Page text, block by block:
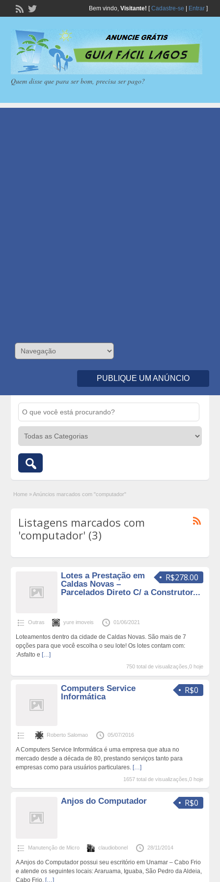
Bem vindo, Visitante! [Cadastre-se Entrar]
Quem disse que para ser bom, precisa ser pago?
PUBLIQUE UM ANÚNCIO
Home » Anúncios marcados com "computador"
Listagens marcados com
'computador' (3)
R$278.00
Lotes a Prestação em
Caldas Novas –
Parcelados Direto C/ a Construtor...
Outras yure imoveis 01/06/2021
Loteamentos dentro da cidade de Caldas Novas. São mais de 7
opções para que você escolha o seu lote! Os lotes contam com:
:Asfalto e […]
750 total de visualizações,0 hoje
R$0
Computers Service
Informática
Roberto Salomao 05/07/2016
A Computers Service Informática é uma empresa que atua no
mercado desde a década de 80, prestando serviços tanto para
empresas como para usuários particulares. […]
1657 total de visualizações,0 hoje
R$0
Anjos do Computador
Manutenção de Micro claudiobonel 28/11/2014
A Anjos do Computador possui seu escritório em Unamar – Cabo Frio
e atende os seguintes locais: Araruama, Iguaba, São Pedro da Aldeia,
Cabo Frio, […]